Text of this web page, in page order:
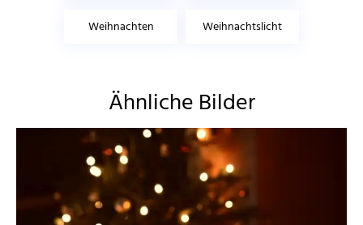
Weihnachten Weihnachtslicht
Ähnliche Bilder